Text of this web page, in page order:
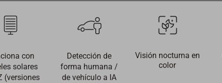
con
solares
(versiones
Detección de
forma humana /
de vehículo a IA
Visión nocturna en
color